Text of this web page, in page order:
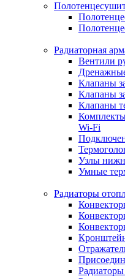
Радиаторная
Вентили
Клапаны
Клапаны
Клапаны
Wi-Fi
Узлы
Умные
Радиаторы